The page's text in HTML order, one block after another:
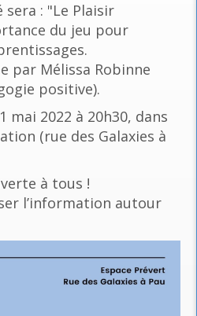
: "Le Plaisir
du jeu pour
par Mélissa Robinne
positive).
mai 2022 à 20h30, dans
(rue des Galaxies à
à tous !
l’information autour